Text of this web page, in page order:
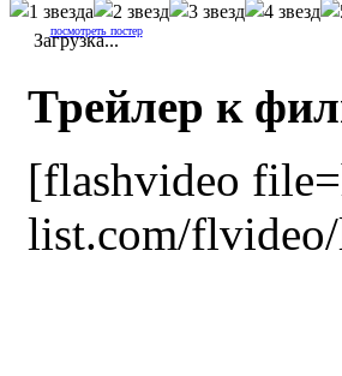
Загрузка...
посмотреть постер
Трейлер к
[flashvideo
list.com/